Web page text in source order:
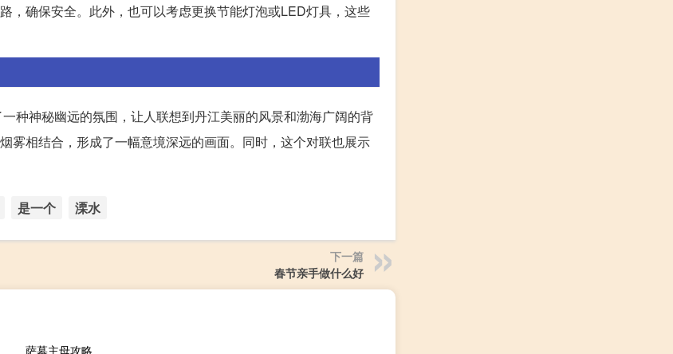
，确保安全。此外，也可以考虑更换节能灯泡或LED灯具，这些
种神秘幽远的氛围，让人联想到丹江美丽的风景和渤海广阔的背
雾相结合，形成了一幅意境深远的画面。同时，这个对联也展示
是一个 溧水
下一篇
春节亲手做什么好
萨墓主母攻略